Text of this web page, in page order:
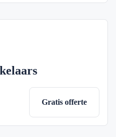
Gratis offerte